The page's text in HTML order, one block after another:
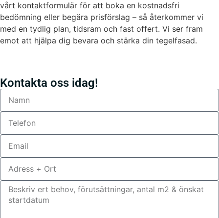
vårt kontaktformulär för att boka en kostnadsfri
bedömning eller begära prisförslag – så återkommer vi
med en tydlig plan, tidsram och fast offert. Vi ser fram
emot att hjälpa dig bevara och stärka din tegelfasad.
Kontakta oss idag!